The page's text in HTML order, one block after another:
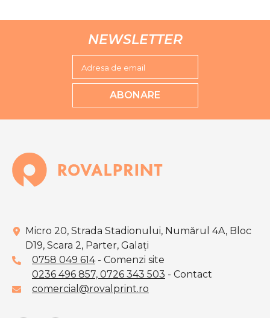
NEWSLETTER
Adresa de email
ABONARE
Micro 20, Strada Stadionului, Numărul 4A, Bloc
D19, Scara 2, Parter, Galaţi
0758 049 614- Comenzi site
0236 496 857, 0726 343 503 - Contact
comercial@rovalprint.ro